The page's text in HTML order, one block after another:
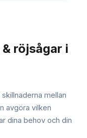
röjsågar i
mellan
avgöra vilken
dina behov och din